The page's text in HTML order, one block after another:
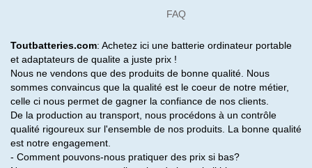
FAQ
Toutbatteries.com: Achetez ici une batterie ordinateur portable
et adaptateurs de qualite a juste prix !
Nous ne vendons que des produits de bonne qualité. Nous
sommes convaincus que la qualité est le coeur de notre métier,
celle ci nous permet de gagner la confiance de nos clients.
De la production au transport, nous procédons à un contrôle
qualité rigoureux sur l'ensemble de nos produits. La bonne qualité
est notre engagement.
- Comment pouvons-nous pratiquer des prix si bas?